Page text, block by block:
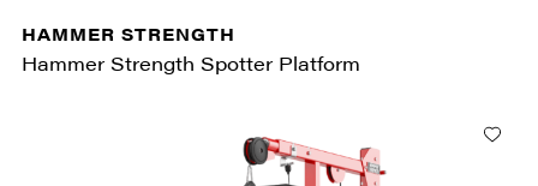
HAMMER STRENGTH
Hammer Strength Spotter Platform